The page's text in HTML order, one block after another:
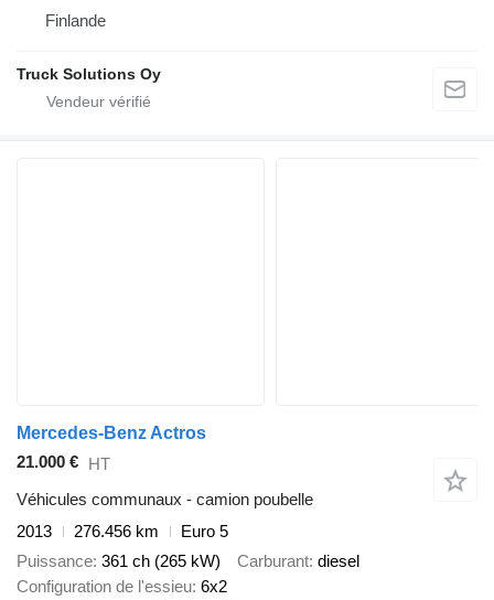
Finlande
Truck Solutions Oy
Mercedes-Benz Actros
21.000 € HT
Véhicules communaux - camion poubelle
2013
276.456 km
Euro 5
Puissance 361 ch (265 kW) Carburant diesel
Configuration de l'essieu 6x2